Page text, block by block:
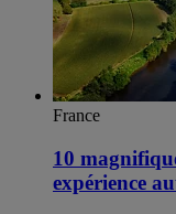
France
10
expérience